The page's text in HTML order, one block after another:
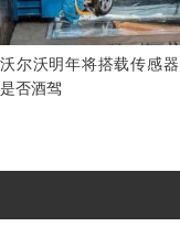
沃尔沃明年将搭载传感
是否酒驾